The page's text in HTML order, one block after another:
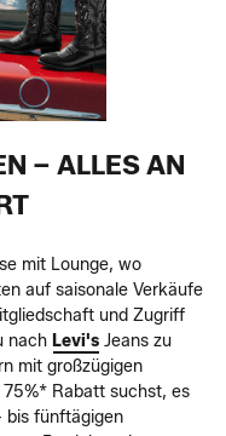
– ALLES AN
mit Lounge, wo
auf saisonale Verkäufe
und Zugriff
nach Levi's Jeans zu
mit großzügigen
Rabatt suchst, es
bis fünftägigen